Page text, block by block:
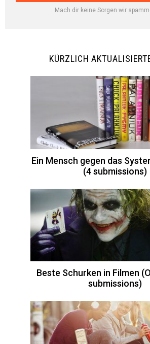
Mach dir keine Sorgen wir
KÜRZLICH
Ein Mensch gegen das
(4 submissions)
Beste Schurken in Filmen
submissions)